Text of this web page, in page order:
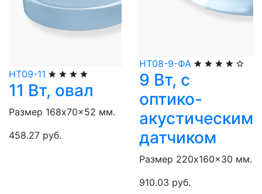
НТ09-11
11 Вт, овал
Размер 168x70x52 мм.
458.27 руб.
НТ08-9-ФА
9 Вт, с
оптико-
акустическим
датчиком
Размер 220x160x30 мм.
910.03 руб.